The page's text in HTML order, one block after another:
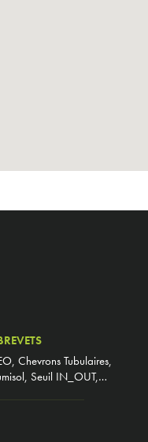
Chevrons Tubulaires,
Seuil IN_OUT,…